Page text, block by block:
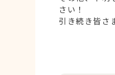
さい！
引き続き皆さ